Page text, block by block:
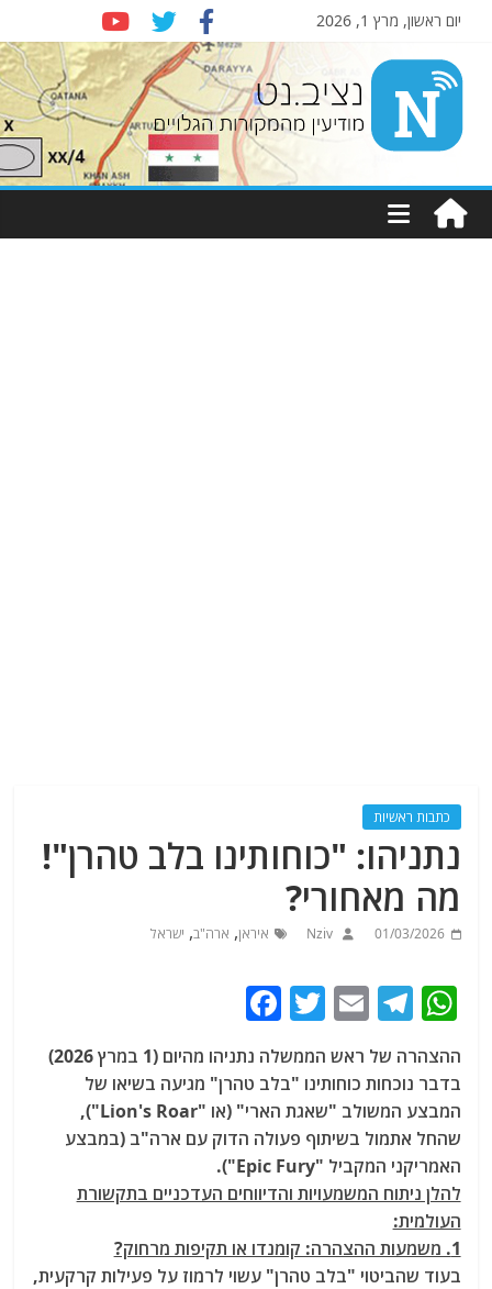
יום ראשון, מרץ 1, 2026
Nziv.net
מודיעין
מהמקורות
כתבות ראשיות
נתניהו: "כוחותינו בלב טהרן"!
מה מאחורי?
01/03/2026
Nziv איראן, ארה"ב, ישראל
W
at
s
A
p
p
T
el
e
g
ra
m
E
ai
l
T
w
itt
er
c
e
b
o
o
k
ההצהרה של ראש הממשלה נתניהו מהיום (1 במרץ 2026)
בדבר נוכחות כוחותינו "בלב טהרן" מגיעה בשיאו של
המבצע המשולב "שאגת הארי" (או "Lion's Roar"),
שהחל אתמול בשיתוף פעולה הדוק עם ארה"ב (במבצע
האמריקני המקביל "Epic Fury").
להלן ניתוח המשמעויות והדיווחים העדכניים בתקשורת
העולמית:
1. משמעות ההצהרה: קומנדו או תקיפות מרחוק?
בעוד שהביטוי "בלב טהרן" עשוי לרמוז על פעילות קרקעית,